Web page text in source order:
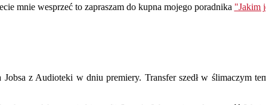
mnie wesprzeć to zapraszam do kupna mojego poradnika "Jakim
z Audioteki w dniu premiery. Transfer szedł w ślimaczym